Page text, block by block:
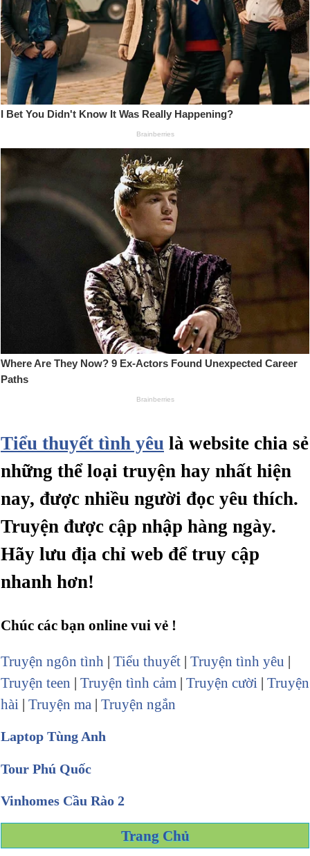
Tiểu thuyết tình yêu là website chia sẻ
những thể loại truyện hay nhất hiện
nay, được nhiều người đọc yêu thích.
Truyện được cập nhập hàng ngày.
Hãy lưu địa chỉ web để truy cập
nhanh hơn!
Chúc các bạn online vui vẻ !
Truyện ngôn tình | Tiểu thuyết | Truyện tình yêu |
Truyện teen | Truyện tình cảm | Truyện cười | Truyện
hài | Truyện ma | Truyện ngắn
Laptop Tùng Anh
Tour Phú Quốc
Vinhomes Cầu Rào 2
Trang Chủ